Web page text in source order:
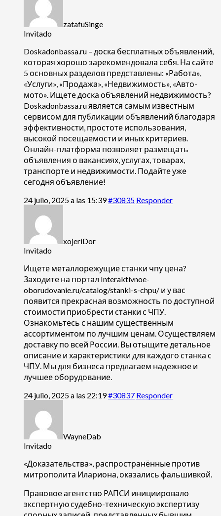
zatafuSinge
Invitado
Doskadonbassa.ru – доска бесплатных объявлений,
которая хорошо зарекомендовала себя. На сайте
5 основных разделов представлены: «Работа»,
«Услуги», «Продажа», «Недвижимость», «Авто-
мото». Ищетедоска объявлений недвижимость?
Doskadonbassa.ru является самым известным
сервисом для публикации объявлений благодаря
эффективности, простоте использования,
высокой посещаемости и иных критериев.
Онлайн-платформа позволяет размещать
объявления о вакансиях, услугах, товарах,
транспорте и недвижимости. Подайте уже
сегодня объявление!
24 julio, 2025 a las 15:39#30835 Responder
xojeriDor
Invitado
Ищете металлорежущие станки чпу цена?
Заходите на портал Interaktivnoe-
oborudovanie.ru/catalog/stanki-s-chpu/ и у вас
появится прекрасная возможность по доступной
стоимости приобрести станки с ЧПУ.
Ознакомьтесь с нашим существенным
ассортиментом по лучшим ценам. Осуществляем
доставку по всей России. Вы отыщите детальное
описание и характеристики для каждого станка с
ЧПУ. Мы для бизнеса предлагаем надежное и
лучшее оборудование.
24 julio, 2025 a las 22:19#30837 Responder
WayneDab
Invitado
«Доказательства», распространённые против
митрополита Илариона, оказались фальшивкой.
Правовое агентство РАПСИ инициировало
экспертную судебно-техническую экспертизу